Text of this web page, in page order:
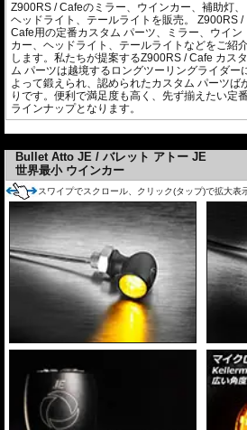
Z900RS / Cafeのミラー、ウインカー、補助灯、
ヘッドライト、テールライトを販売。 Z900RS /
Cafe用の定番カスタム パーツ、ミラー、ウイン
カー、ヘッドライト、テールライトなどをご紹
します。私たちが提案するZ900RS / Cafe カスタ
ム パーツは越境するロングツーリングライダー
よって鍛えられ、認められたカスタム パーツば
りです。便利で満足度も高く、先ず揃えたい定番
ラインナップとなります。
Bullet Atto JE / バレット アトー JE
世界最小 ウインカー
スワイプでスクロール、クリック(タップ)で拡大表